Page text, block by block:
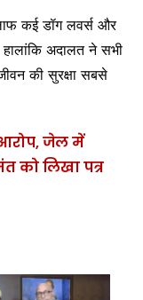
कई डॉग लवर्स और
अदालत ने सभी
की सुरक्षा सबसे
आरोप, जेल में
को लिखा पत्र